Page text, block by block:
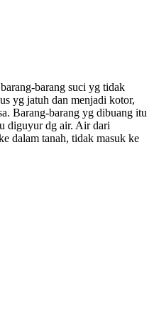
barang suci yg tidak
yg jatuh dan menjadi kotor,
Barang-barang yg dibuang itu
diguyur dg air. Air dari
dalam tanah, tidak masuk ke